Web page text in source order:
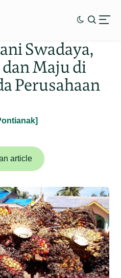
Swadaya,
Maju di
Perusahaan
article